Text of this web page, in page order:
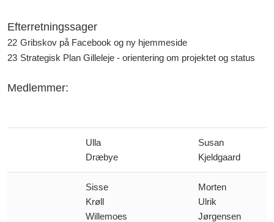
Efterretningssager
22 Gribskov på Facebook og ny hjemmeside
23 Strategisk Plan Gilleleje - orientering om projektet og status
Medlemmer:
Ulla
Dræbye
Susan
Kjeldgaard
Sisse
Krøll
Willemoes
Morten
Ulrik
Jørgensen